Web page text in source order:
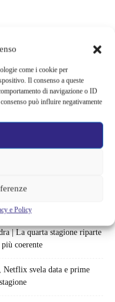
come i cookie per
Il consenso a queste
di navigazione o ID
può influire negativamente
e Policy
| La serie supera
| La quarta stagione riparte
coerente
svela data e prime